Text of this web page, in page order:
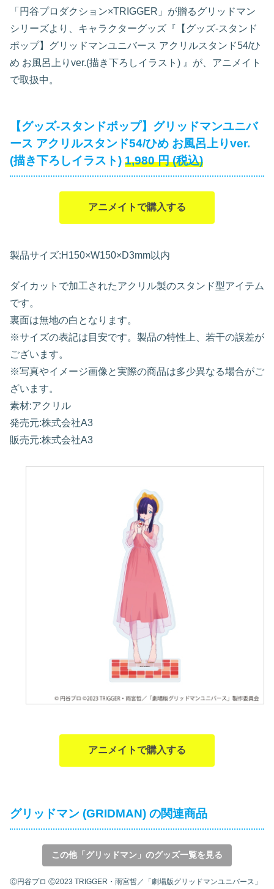
「円谷プロダクション×TRIGGER」が贈るグリッドマン
シリーズより、キャラクターグッズ『【グッズ-スタンド
ポップ】グリッドマンユニバース アクリルスタンド54/ひ
め お風呂上りver.(描き下ろしイラスト) 』が、アニメイト
で取扱中。
【グッズ-スタンドポップ】グリッドマンユニバ
ース アクリルスタンド54/ひめ お風呂上りver.
(描き下ろしイラスト) 1,980 円 (税込)
アニメイトで購入する
製品サイズ:H150×W150×D3mm以内
ダイカットで加工されたアクリル製のスタンド型アイテム
です。
裏面は無地の白となります。
※サイズの表記は目安です。製品の特性上、若干の誤差が
ございます。
※写真やイメージ画像と実際の商品は多少異なる場合がご
ざいます。
素材:アクリル
発売元:株式会社A3
販売元:株式会社A3
アニメイトで購入する
グリッドマン (GRIDMAN) の関連商品
この他「グリッドマン」のグッズ一覧を見る
Ⓒ円谷プロ Ⓒ2023 TRIGGER・雨宮哲／「劇場版グリッドマンユニバース」